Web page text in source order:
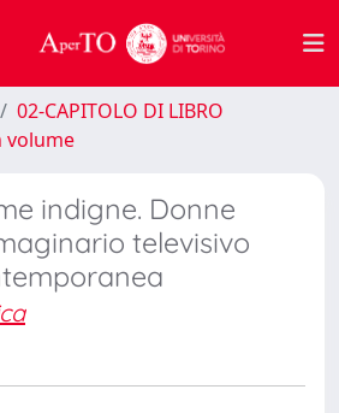
02-CAPITOLO DI LIBRO
volume
indigne. Donne
televisivo